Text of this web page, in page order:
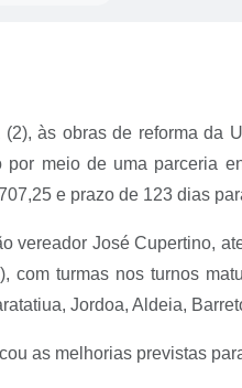
às obras de reforma
meio de uma parceria
e prazo de 123 dias
vereador José Cupertino,
turmas nos turnos
Jordoa, Aldeia,
as melhorias previstas